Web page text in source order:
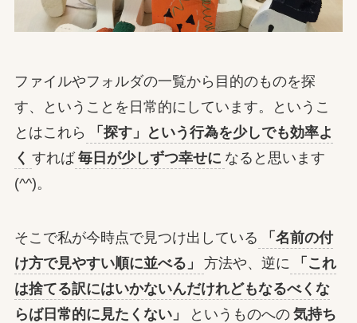
ファイルやフォルダの一覧から目的のものを探
す、ということを日常的にしています。というこ
とはこれら
「探す」という行為を少しでも効率よ
く すれば 毎日が少しずつ幸せに なると思います
(^^)。
そこで私が今時点で見つけ出している
「名前の付
け方で見やすい順に並べる」
方法や、逆に
「これ
は捨てる訳にはいかないんだけれどもなるべくな
らば日常的に見たくない」
というものへの 気持ち